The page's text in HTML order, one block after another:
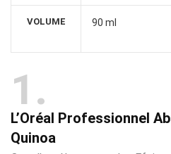
VOLUME 90 ml
1
L’Oréal Professionnel
Quinoa